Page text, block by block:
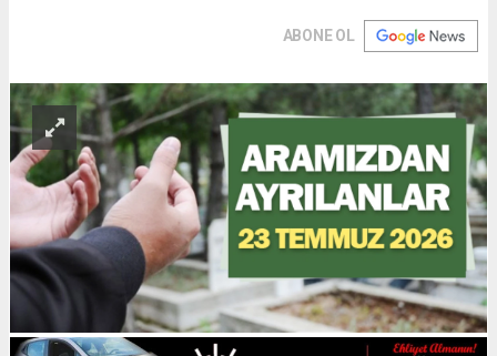
ABONE OL